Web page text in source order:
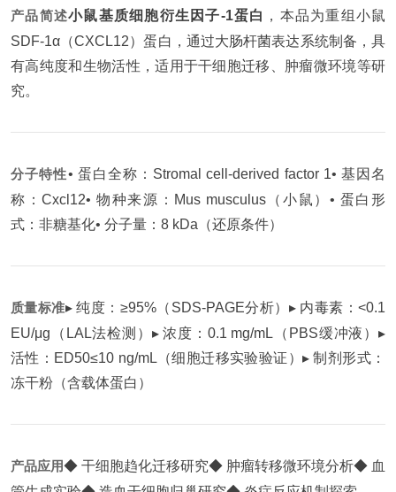
产品简述小鼠基质细胞衍生因子-1蛋白 ，本品为重组小鼠
SDF-1α（CXCL12）蛋白，通过大肠杆菌表达系统制备，具
有高纯度和生物活性，适用于干细胞迁移、肿瘤微环境等研
究。
分子特性• 蛋白全称：Stromal cell-derived factor 1• 基因名
称：Cxcl12• 物种来源：Mus musculus（小鼠）• 蛋白形
式：非糖基化• 分子量：8 kDa（还原条件）
质量标准▸ 纯度：≥95%（SDS-PAGE分析） ▸ 内毒素：<0.1
EU/μg（LAL法检测） ▸ 浓度：0.1 mg/mL（PBS缓冲液）▸
活性：ED50≤10 ng/mL（细胞迁移实验验证） ▸ 制剂形式：
冻干粉（含载体蛋白）
产品应用◆ 干细胞趋化迁移研究◆ 肿瘤转移微环境分析◆ 血